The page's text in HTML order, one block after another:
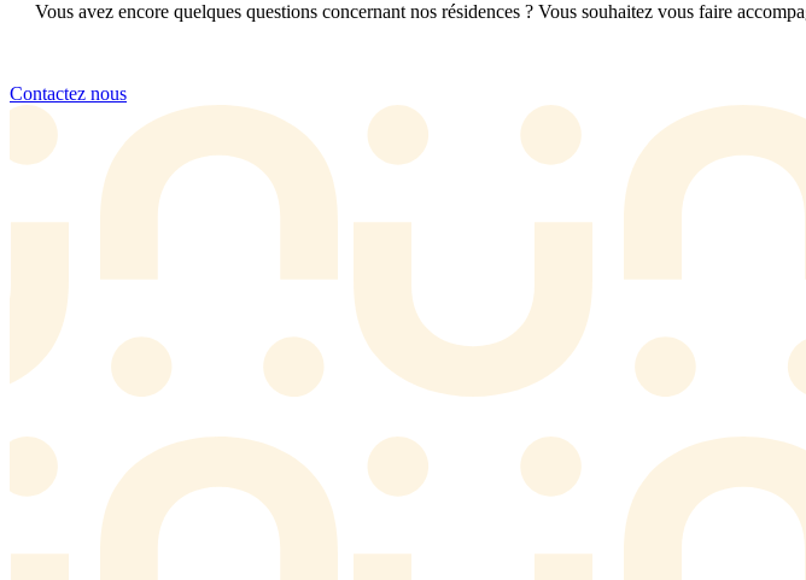
Vous avez encore quelques questions concernant nos résidences ? Vous souhaitez vous faire
Contactez nous